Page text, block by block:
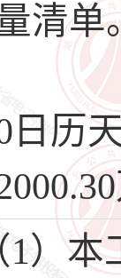
清单
历
）本